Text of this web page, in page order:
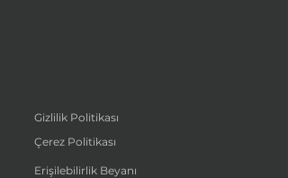
Gizlilik Politikası
Çerez Politikası
Erişilebilirlik Beyanı